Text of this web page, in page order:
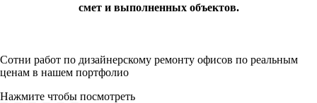
смет и выполненных объектов.
Сотни работ по дизайнерскому ремонту офисов по реальным
ценам в нашем портфолио
Нажмите чтобы посмотреть